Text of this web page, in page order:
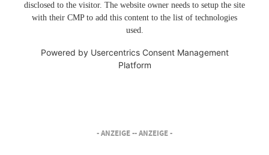
disclosed to the visitor. The website owner needs to setup the site
with their CMP to add this content to the list of technologies
used.
Powered by Usercentrics Consent Management
Platform
- ANZEIGE -- ANZEIGE -